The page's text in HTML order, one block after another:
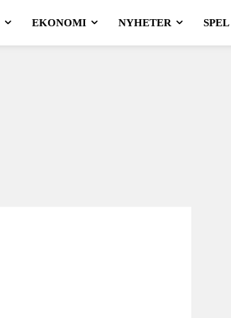
EKONOMI NYHETER SPEL